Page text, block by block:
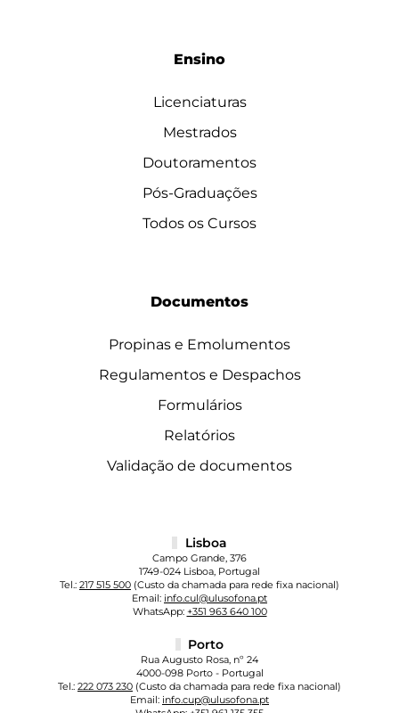
Ensino
Licenciaturas
Mestrados
Doutoramentos
Pós-Graduações
Todos os Cursos
Documentos
Propinas e Emolumentos
Regulamentos e Despachos
Formulários
Relatórios
Validação de documentos
Lisboa
Campo Grande, 376
1749-024 Lisboa, Portugal
Tel.: 217 515 500 (Custo da chamada para rede fixa nacional)
Email: info.cul@ulusofona.pt
WhatsApp: +351 963 640 100
Porto
Rua Augusto Rosa, nº 24
4000-098 Porto - Portugal
Tel.: 222 073 230 (Custo da chamada para rede fixa nacional)
Email: info.cup@ulusofona.pt